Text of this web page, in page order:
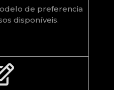
de preferencia
disponíveis.